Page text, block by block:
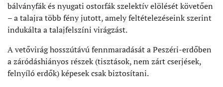
bálványfák és nyugati ostorfák szelektív elölését követően
– a talajra több fény jutott, amely feltételezéseink szerint
indukálta a talajfelszíni virágzást.
A vetővirág hosszútávú fennmaradását a Peszéri-erdőben
a záródáshiányos részek (tisztások, nem zárt cserjések,
felnyíló erdők) képesek csak biztosítani.